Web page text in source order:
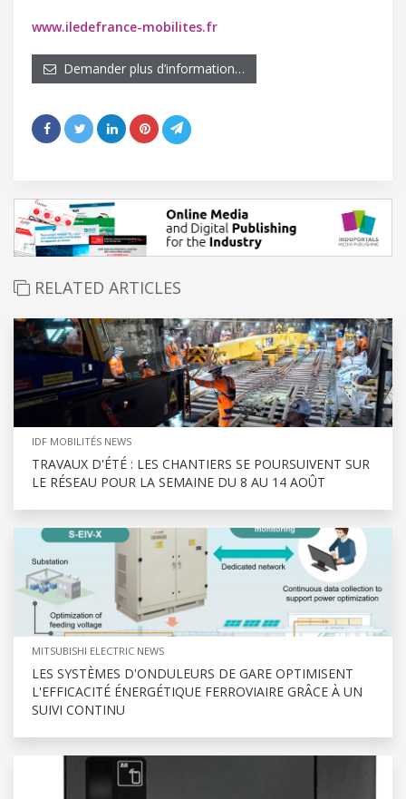
www.iledefrance-mobilites.fr
Demander plus d’information…
RELATED ARTICLES
IDF MOBILITÉS NEWS
TRAVAUX D'ÉTÉ : LES CHANTIERS SE POURSUIVENT SUR
LE RÉSEAU POUR LA SEMAINE DU 8 AU 14 AOÛT
MITSUBISHI ELECTRIC NEWS
LES SYSTÈMES D'ONDULEURS DE GARE OPTIMISENT
L'EFFICACITÉ ÉNERGÉTIQUE FERROVIAIRE GRÂCE À UN
SUIVI CONTINU